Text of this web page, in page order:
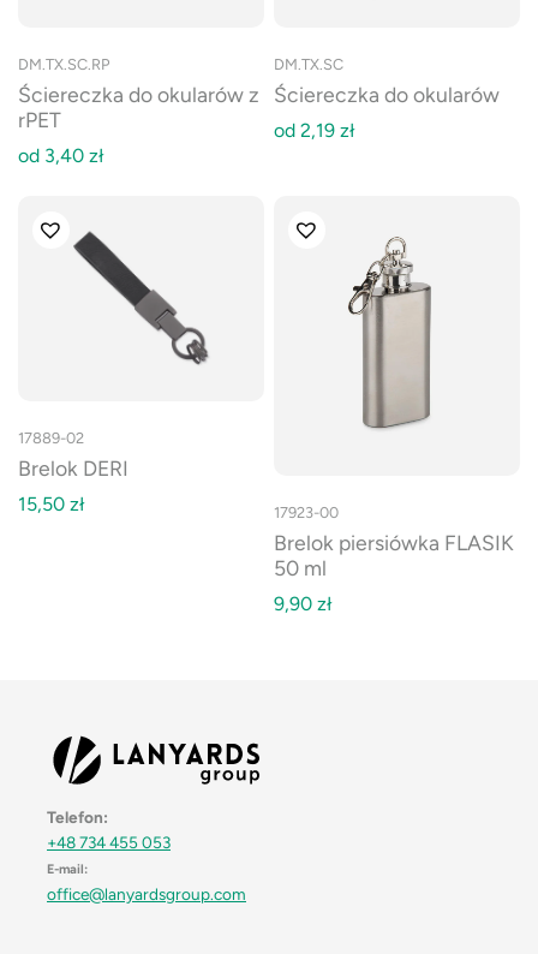
DM.TX.SC.RP
Ściereczka do okularów z
rPET
od 3,40 zł
DM.TX.SC
Ściereczka do okularów
od 2,19 zł
17889-02
Brelok DERI
15,50 zł 17923-00
Brelok piersiówka FLASIK
50 ml
9,90 zł
Telefon:
+48 734 455 053
E-mail:
office@lanyardsgroup.com